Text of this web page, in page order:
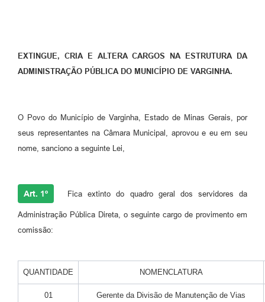
EXTINGUE, CRIA E ALTERA CARGOS NA ESTRUTURA DA
ADMINISTRAÇÃO PÚBLICA DO MUNICÍPIO DE VARGINHA.
O Povo do Município de Varginha, Estado de Minas Gerais, por
seus representantes na Câmara Municipal, aprovou e eu em seu
nome, sanciono a seguinte Lei,
Art. 1º Fica extinto do quadro geral dos servidores da
Administração Pública Direta, o seguinte cargo de provimento em
comissão:
QUANTIDADE NOMENCLATURA
01
Gerente da Divisão de Manutenção de Vias